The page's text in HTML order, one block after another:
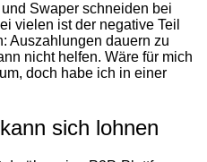
Swaper schneiden bei
vielen ist der negative Teil
Auszahlungen dauern zu
nicht helfen. Wäre für mich
doch habe ich in einer
sich lohnen